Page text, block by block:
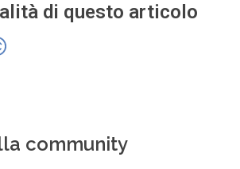
di questo articolo
community